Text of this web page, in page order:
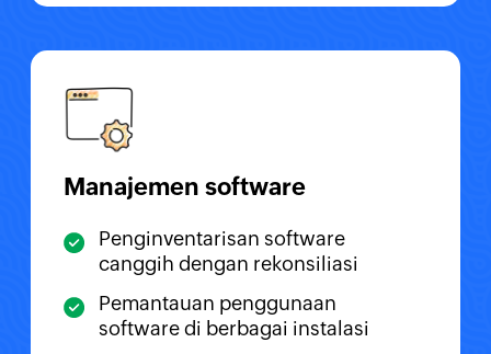
Manajemen software
Penginventarisan software
canggih dengan rekonsiliasi
Pemantauan penggunaan
software di berbagai instalasi